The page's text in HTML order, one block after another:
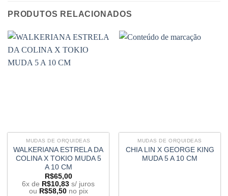
PRODUTOS RELACIONADOS
MUDAS DE ORQUIDEAS
WALKERIANA ESTRELA DA
COLINA X TOKIO MUDA 5
A 10 CM
R$65,00
6x de R$10,83 s/ juros
ou R$58,50 no pix
MUDAS DE ORQUIDEAS
CHIA LIN X GEORGE KING
MUDA 5 A 10 CM